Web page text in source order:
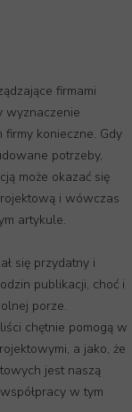
firmami
wyznaczenie
konieczne. Gdy
potrzeby,
może okazać się
i wówczas
artykule.
się przydatny i
publikacji, choć i
porze.
chętnie pomogą w
a jako, że
jest naszą
w tym